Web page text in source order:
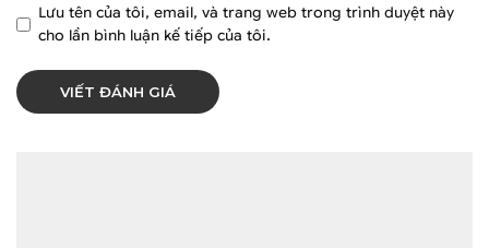
Lưu tên của tôi, email, và trang web trong trình duyệt này
cho lần bình luận kế tiếp của tôi.